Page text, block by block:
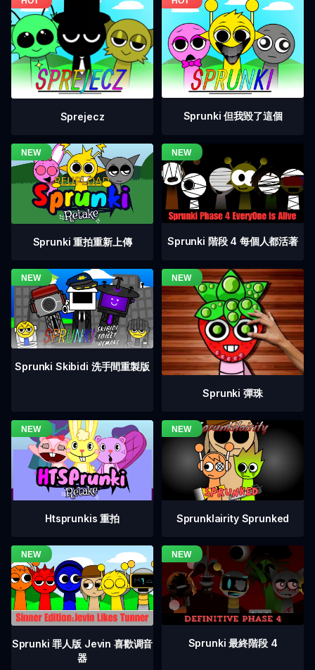
Sprejecz Sprunki 但我毀了這個
Sprunki 重拍重新上傳 Sprunki 階段 4 每個人都活著
Sprunki Skibidi 洗手間重製版
Sprunki 彈珠
Htsprunkis 重拍 Sprunklairity Sprunked
Sprunki 罪人版 Jevin 喜歡调音
器
Sprunki 最終階段 4